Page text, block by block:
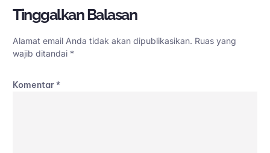
Tinggalkan Balasan
Alamat email Anda tidak akan dipublikasikan. Ruas yang
wajib ditandai *
Komentar*